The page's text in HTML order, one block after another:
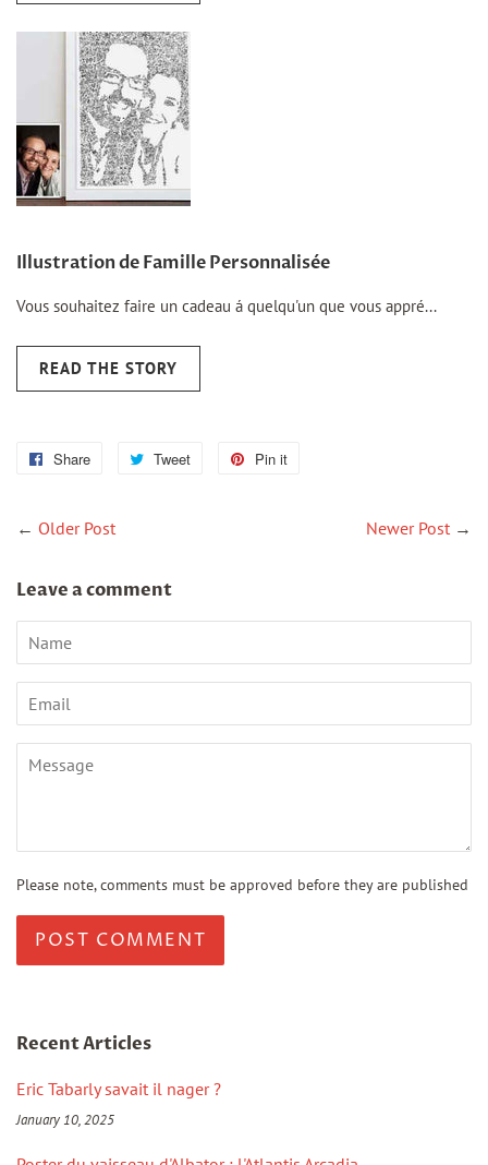
Illustration de Famille Personnalisée
Vous souhaitez faire un cadeau á quelqu'un que vous appré...
READ THE STORY
Share
Share
Facebook
Tweet
Tweet
Pin it
← Older Post Newer Post →
Leave a comment
Name
Email
Message
Please note, comments must be approved before they are published
Recent Articles
Eric Tabarly savait il nager ?
January 10, 2025